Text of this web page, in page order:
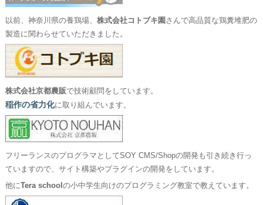
以前、神奈川県の養鶏場、 株式会社コトブキ園 さんで高品質な鶏糞堆肥の
製造に関わらせていただきました。
株式会社京都農販で技術顧問をしています。
稲作の省力化に取り組んでいます。
フリーランスのプログラマとしてSOY CMS/Shopの開発も引き続き行っ
ていますので、サイト構築やプラグインの開発をしています。
他にTera school の小中学生向けのプログラミング教室で教えています。